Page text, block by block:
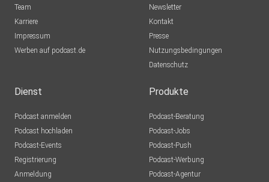
Team
Karriere
Impressum
Werben auf podcast.de
Newsletter
Kontakt
Presse
Nutzungsbedingungen
Datenschutz
Dienst
Podcast anmelden
Podcast hochladen
Podcast-Events
Registrierung
Anmeldung
Produkte
Podcast-Beratung
Podcast-Jobs
Podcast-Push
Podcast-Werbung
Podcast-Agentur